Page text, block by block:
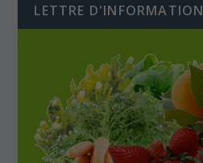
LETTRE D'INFORMATION